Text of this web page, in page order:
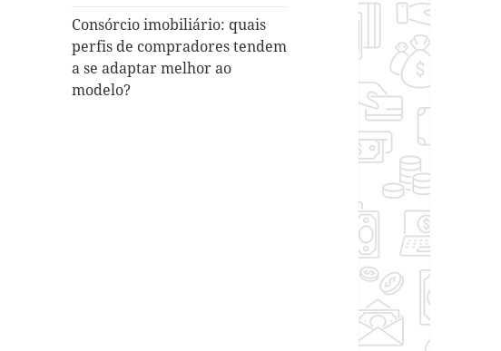
Consórcio imobiliário: quais
perfis de compradores tendem
a se adaptar melhor ao
modelo?